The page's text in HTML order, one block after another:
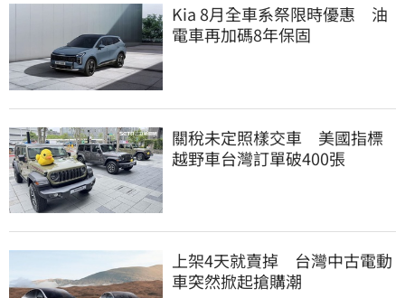
Kia 8月全車系祭限時優惠 油
電車再加碼8年保固
關稅未定照樣交車 美國指標
越野車台灣訂單破400張
上架4天就賣掉 台灣中古電動
車突然掀起搶購潮